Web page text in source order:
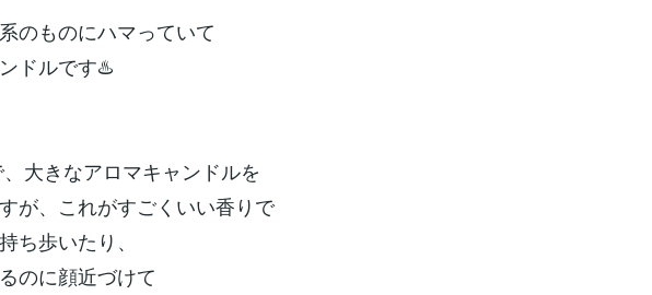
のものにハマっていて
ドルです♨️
大きなアロマキャンドルを
が、これがすごくいい香りで
ち歩いたり、
のに顔近づけて